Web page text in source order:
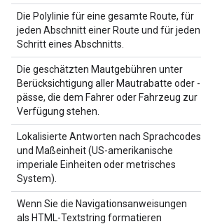
Die Polylinie für eine gesamte Route, für
jeden Abschnitt einer Route und für jeden
Schritt eines Abschnitts.
Die geschätzten Mautgebühren unter
Berücksichtigung aller Mautrabatte oder -
pässe, die dem Fahrer oder Fahrzeug zur
Verfügung stehen.
Lokalisierte Antworten nach Sprachcodes
und Maßeinheit (US-amerikanische
imperiale Einheiten oder metrisches
System).
Wenn Sie die Navigationsanweisungen
als HTML-Textstring formatieren